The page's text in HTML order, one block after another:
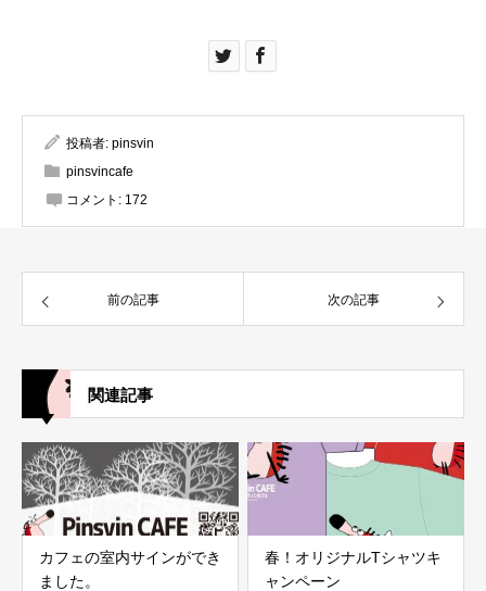
投稿者: pinsvin
pinsvincafe
コメント: 172
前の記事 次の記事
関連記事
カフェの室内サインができ
ました。
春！オリジナルTシャツキ
ャンペーン